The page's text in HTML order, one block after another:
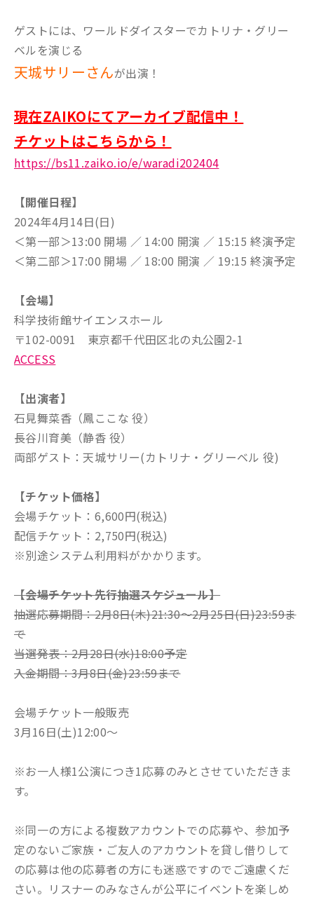
ゲストには、ワールドダイスターでカトリナ・グリー
ベルを演じる
天城サリーさんが出演！
現在ZAIKOにてアーカイブ配信中！
チケットはこちらから！
https://bs11.zaiko.io/e/waradi202404
【開催日程】
2024年4月14日(日)
＜第一部＞13:00 開場 ／ 14:00 開演 ／ 15:15 終演予定
＜第二部＞17:00 開場 ／ 18:00 開演 ／ 19:15 終演予定
【会場】
科学技術館サイエンスホール
〒102-0091 東京都千代田区北の丸公園2-1
ACCESS
【出演者】
石見舞菜香（鳳ここな 役）
長谷川育美（静香 役）
両部ゲスト：天城サリー(カトリナ・グリーベル 役)
【チケット価格】
会場チケット：6,600円(税込)
配信チケット：2,750円(税込)
※別途システム利用料がかかります。
【会場チケット先行抽選スケジュール】
抽選応募期間：2月8日(木)21:30〜2月25日(日)23:59ま
で
当選発表：2月28日(水)18:00予定
入金期間：3月8日(金)23:59まで
会場チケット一般販売
3月16日(土)12:00〜
※お一人様1公演につき1応募のみとさせていただきま
す。
※同一の方による複数アカウントでの応募や、参加予
定のないご家族・ご友人のアカウントを貸し借りして
の応募は他の応募者の方にも迷惑ですのでご遠慮くだ
さい。リスナーのみなさんが公平にイベントを楽しめ